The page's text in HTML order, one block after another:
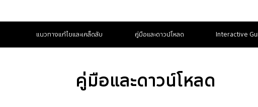
แนวทางแก้ไขและเคล็ดลับ คู่มือและดาวน์โหลด Interactive
คู่มือและดาวน์โหลด